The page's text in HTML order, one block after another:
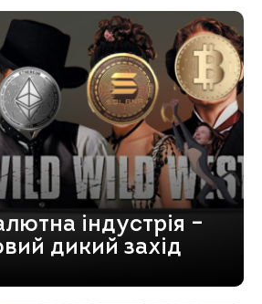
індустрія –
дикий захід